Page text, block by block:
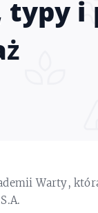
typy i
Warty,